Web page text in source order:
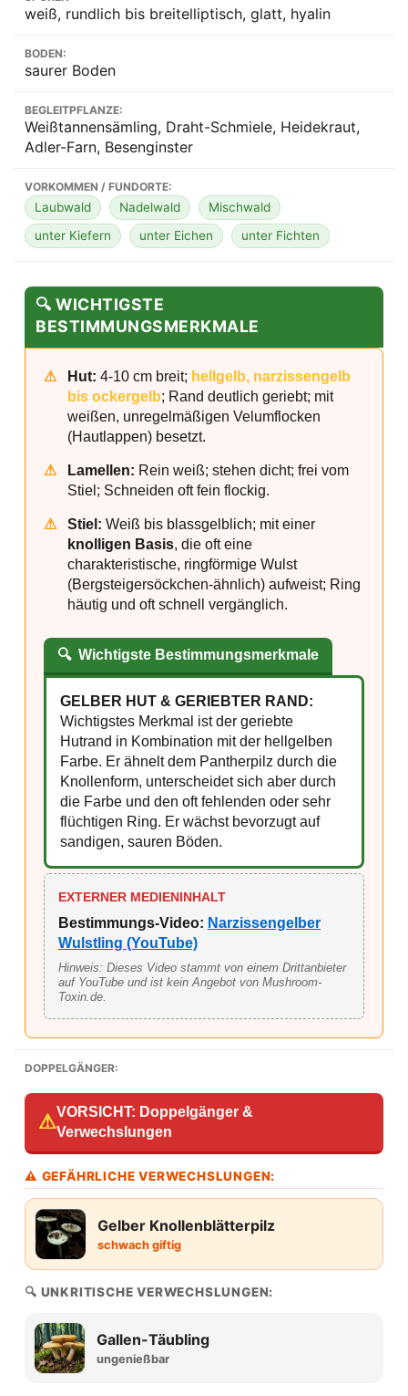
weiß, rundlich bis breitelliptisch, glatt, hyalin
BODEN:
saurer Boden
BEGLEITPFLANZE:
Weißtannensämling, Draht-Schmiele, Heidekraut,
Adler-Farn, Besenginster
VORKOMMEN / FUNDORTE:
Laubwald Nadelwald
Mischwald
unter Kiefern
unter Eichen unter Fichten
🔍 WICHTIGSTE
BESTIMMUNGSMERKMALE
⚠ Hut: 4-10 cm breit; hellgelb, narzissengelb
bis ockergelb; Rand deutlich geriebt; mit
weißen, unregelmäßigen Velumflocken
(Hautlappen) besetzt.
⚠ Lamellen: Rein weiß; stehen dicht; frei vom
Stiel; Schneiden oft fein flockig.
⚠ Stiel: Weiß bis blassgelblich; mit einer
knolligen Basis, die oft eine
charakteristische, ringförmige Wulst
(Bergsteigersöckchen-ähnlich) aufweist; Ring
häutig und oft schnell vergänglich.
🔍 Wichtigste Bestimmungsmerkmale
GELBER HUT & GERIEBTER RAND:
Wichtigstes Merkmal ist der geriebte
Hutrand in Kombination mit der hellgelben
Farbe. Er ähnelt dem Pantherpilz durch die
Knollenform, unterscheidet sich aber durch
die Farbe und den oft fehlenden oder sehr
flüchtigen Ring. Er wächst bevorzugt auf
sandigen, sauren Böden.
EXTERNER MEDIENINHALT
Bestimmungs-Video: Narzissengelber
Wulstling (YouTube)
Hinweis: Dieses Video stammt von einem Drittanbieter
auf YouTube und ist kein Angebot von Mushroom-
Toxin.de.
DOPPELGÄNGER:
⚠VORSICHT: Doppelgänger &
Verwechslungen
⚠ GEFÄHRLICHE VERWECHSLUNGEN:
Gelber Knollenblätterpilz
schwach giftig
🔍 UNKRITISCHE VERWECHSLUNGEN:
Gallen-Täubling
ungenießbar